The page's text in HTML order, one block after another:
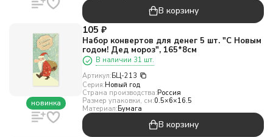
В корзину
новинка
105 ₽
Набор конвертов для денег 5 шт. "С Новым
годом! Дед мороз", 165*8см
В наличии 31 шт.
Артикул:БЦ-213
Серия:Новый год
Страна производства:Россия
Размер упаковки, см:0.5×6×16.5
Материал:Бумага
В корзину